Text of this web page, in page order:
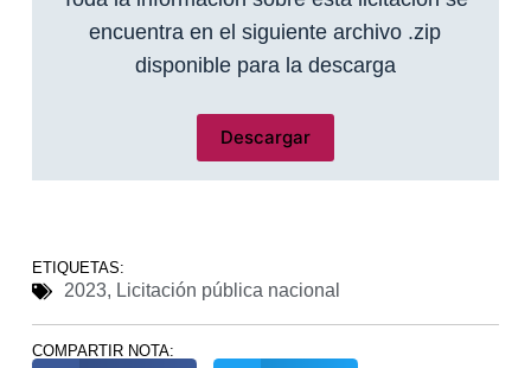
encuentra en el siguiente archivo .zip
disponible para la descarga
Descargar
ETIQUETAS:
2023, Licitación pública nacional
COMPARTIR NOTA: